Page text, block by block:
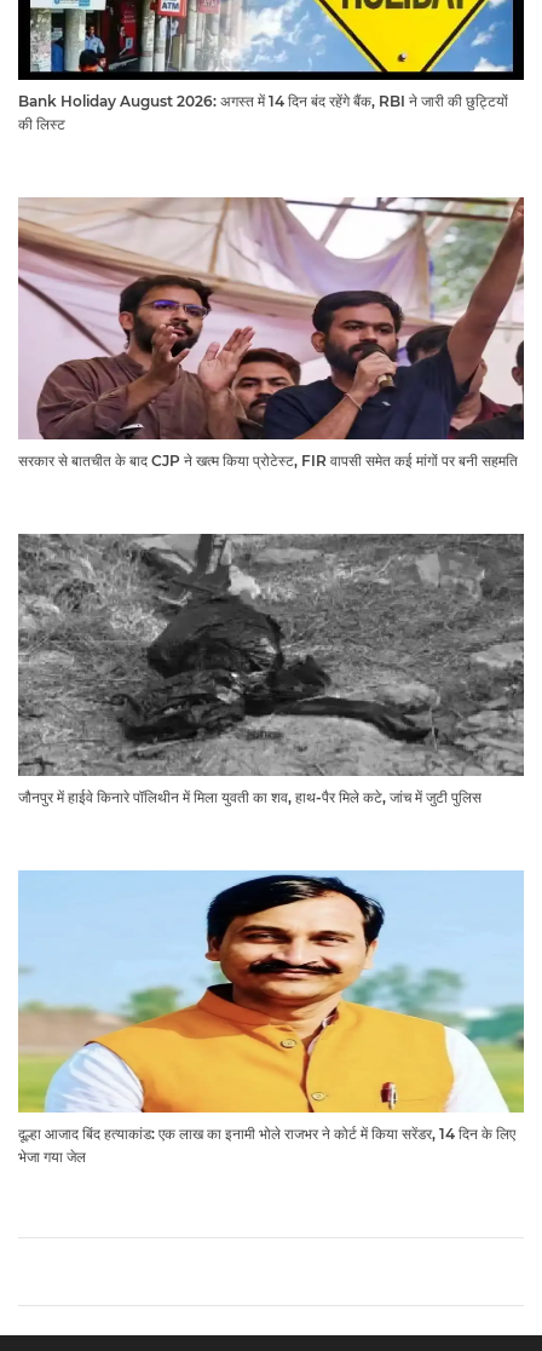
Bank Holiday August 2026: अगस्त में 14 दिन बंद रहेंगे बैंक, RBI ने जारी की छुट्टियों
की लिस्ट​​​​​​​
सरकार से बातचीत के बाद CJP ने खत्म किया प्रोटेस्ट, FIR वापसी समेत कई मांगों पर बनी सहमति
जौनपुर में हाईवे किनारे पॉलिथीन में मिला युवती का शव, हाथ-पैर मिले कटे, जांच में जुटी पुलिस
दूल्हा आजाद बिंद हत्याकांड: एक लाख का इनामी भोले राजभर ने कोर्ट में किया सरेंडर, 14 दिन के लिए
भेजा गया जेल